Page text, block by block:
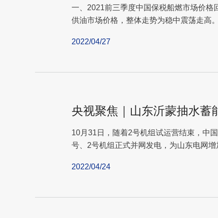
一、2021前三季度中国保税船燃市场价
供油市场价格，整体走势为稳中震荡走高
2022/04/27
央视聚焦｜山东沂蒙抽水蓄
10月31日，随着2号机组试运营结束，中
号、2号机组正式并网发电，为山东电网
2022/04/24